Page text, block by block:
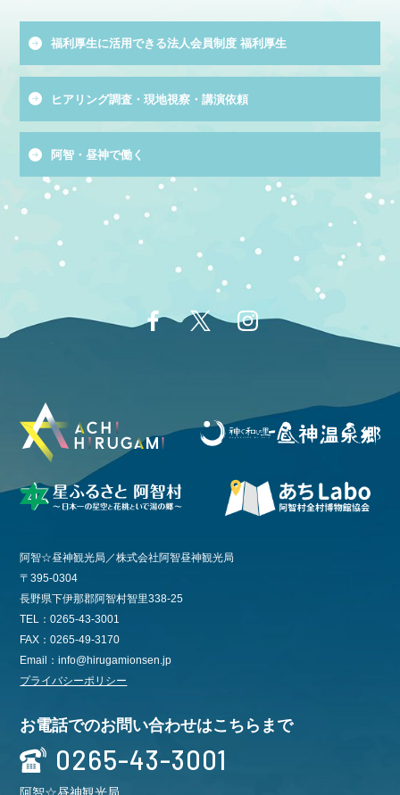
福利厚生に活用できる法人会員制度 福利厚生
ヒアリング調査・現地視察・講演依頼
阿智・昼神で働く
阿智☆昼神観光局／株式会社阿智昼神観光局
〒395-0304
長野県下伊那郡阿智村智里338-25
TEL：0265-43-3001
FAX：0265-49-3170
Email：info@hirugamionsen.jp
プライバシーポリシー
お電話でのお問い合わせはこちらまで
0265-43-3001